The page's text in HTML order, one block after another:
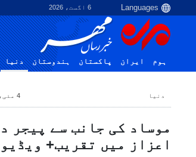
6 اگست، 2026
ہوم ایران پاکستان ہندوستان دنیا
دنیا 4 مئی، 2025، 1:53 PM
موساد کی جانب سے پیجر
اعزاز میں تقریب+ ویڈیو